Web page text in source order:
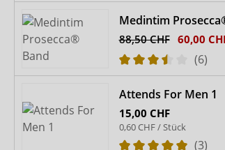
Medintim
88,50 CHF 60,00
(6)
Attends For Men 1
15,00 CHF
0,60 CHF / Stück
(3)